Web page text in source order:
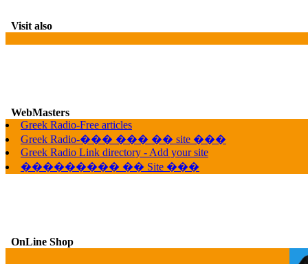
Visit also
WebMasters
Greek Radio-Free articles
Greek Radio-��� ��� �� site ���
Greek Radio Link directory - Add your site
��������� �� Site ���
OnLine Shop